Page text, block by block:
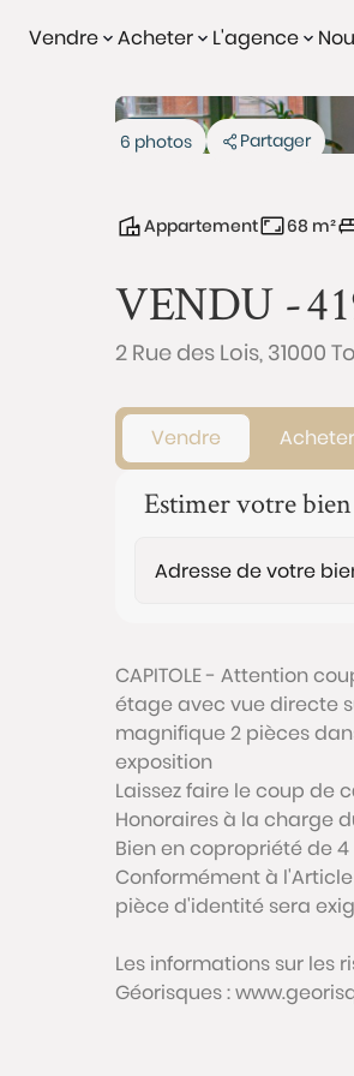
Vendre Acheter L'agence
Vendu
6 photos Partager
Appartement 68 m²
VENDU -
2 Rue des Lois, 31000
Vendre Acheter
Estimer votre
CAPITOLE - Attention
étage avec vue directe
magnifique 2 pièces
exposition
Laissez faire le coup de
Honoraires à la charge
Bien en copropriété de
Conformément à
pièce d'identité sera
Les informations sur les
Géorisques :